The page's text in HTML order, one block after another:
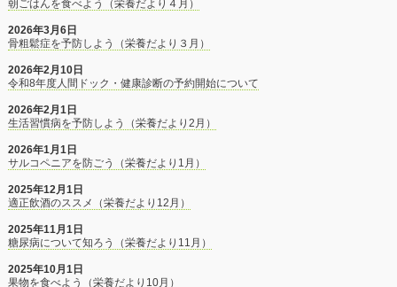
朝ごはんを食べよう（栄養だより４月）
2026年3月6日
骨粗鬆症を予防しよう（栄養だより３月）
2026年2月10日
令和8年度人間ドック・健康診断の予約開始について
2026年2月1日
生活習慣病を予防しよう（栄養だより2月）
2026年1月1日
サルコペニアを防ごう（栄養だより1月）
2025年12月1日
適正飲酒のススメ（栄養だより12月）
2025年11月1日
糖尿病について知ろう（栄養だより11月）
2025年10月1日
果物を食べよう（栄養だより10月）